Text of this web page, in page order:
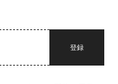
登録